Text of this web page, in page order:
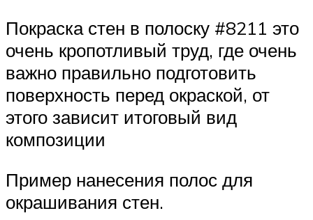
Покраска стен в полоску #8211 это
очень кропотливый труд, где очень
важно правильно подготовить
поверхность перед окраской, от
этого зависит итоговый вид
композиции
Пример нанесения полос для
окрашивания стен.